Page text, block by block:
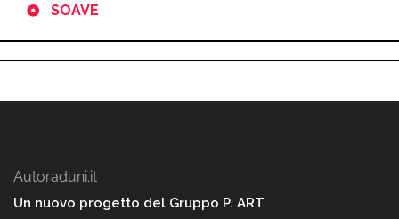
SOAVE
Autoraduni.it
Un nuovo progetto del Gruppo P. ART